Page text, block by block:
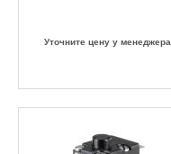
Уточните цену у менеджера